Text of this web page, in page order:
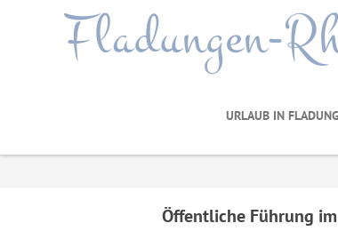
Fladungen-
URLAUB IN
Öffentliche Führung